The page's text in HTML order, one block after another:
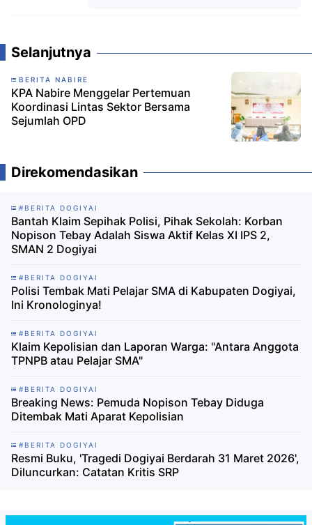
Selanjutnya
BERITA NABIRE
KPA Nabire Menggelar Pertemuan
Koordinasi Lintas Sektor Bersama
Sejumlah OPD
Direkomendasikan
#BERITA DOGIYAI
Bantah Klaim Sepihak Polisi, Pihak Sekolah: Korban
Nopison Tebay Adalah Siswa Aktif Kelas XI IPS 2,
SMAN 2 Dogiyai
#BERITA DOGIYAI
Polisi Tembak Mati Pelajar SMA di Kabupaten Dogiyai,
Ini Kronologinya!
#BERITA DOGIYAI
Klaim Kepolisian dan Laporan Warga: "Antara Anggota
TPNPB atau Pelajar SMA"
#BERITA DOGIYAI
Breaking News: Pemuda Nopison Tebay Diduga
Ditembak Mati Aparat Kepolisian
#BERITA DOGIYAI
Resmi Buku, 'Tragedi Dogiyai Berdarah 31 Maret 2026',
Diluncurkan: Catatan Kritis SRP